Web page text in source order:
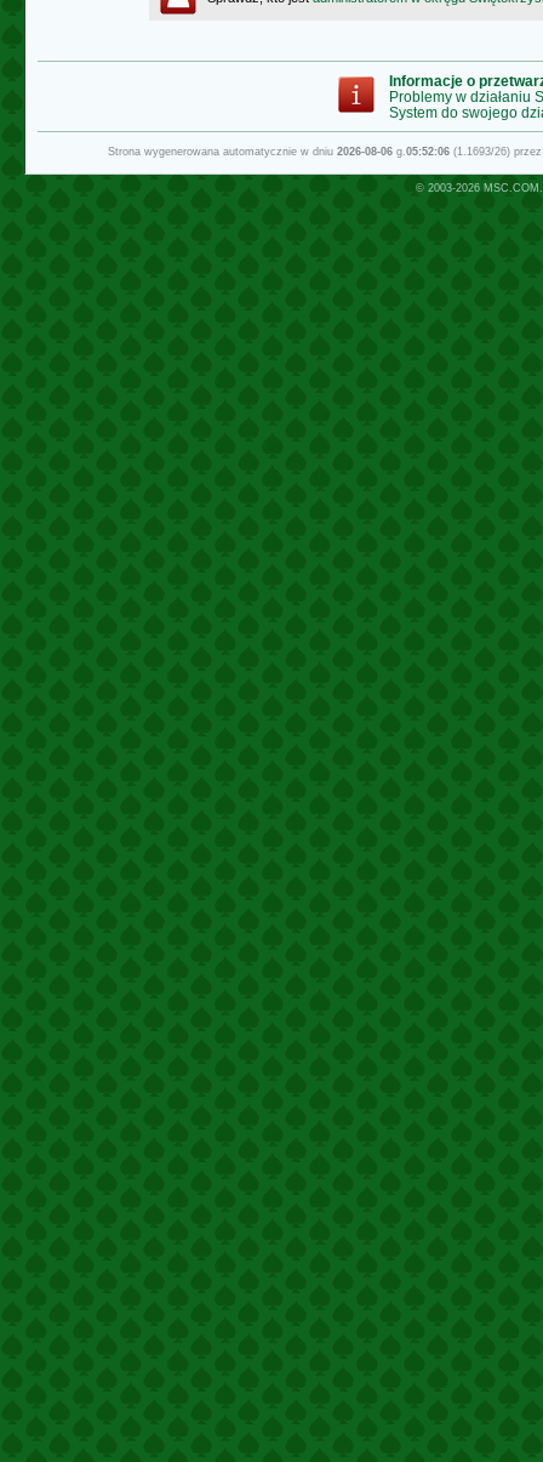
Informacje o
Problemy w działaniu
System do swojego
Strona wygenerowana automatycznie w dniu 2026-08-06g.05:52:06(1.1693/26)
© 2003-2026